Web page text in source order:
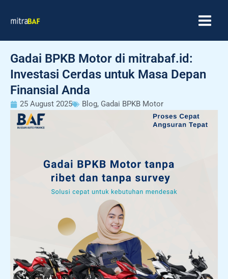
Gadai BPKB Motor di mitrabaf.id:
Investasi Cerdas untuk Masa Depan
Finansial Anda
25 August 2025 Blog, Gadai BPKB Motor